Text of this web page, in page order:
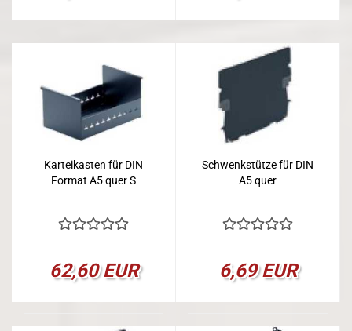
Karteikasten für DIN
Format A5 quer S
62,60 EUR
Schwenkstütze für DIN
A5 quer
6,69 EUR